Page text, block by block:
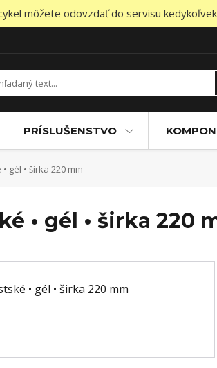
môžete odovzdať do servisu
PRÍSLUŠENSTVO
gél • širka 220 mm
• gél • širka 220